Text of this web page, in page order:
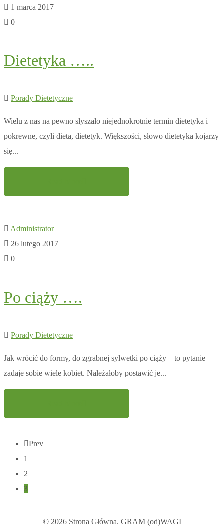
1 marca 2017
0
Dietetyka …..
Porady Dietetyczne
Wielu z nas na pewno słyszało niejednokrotnie termin dietetyka i
pokrewne, czyli dieta, dietetyk. Większości, słowo dietetyka kojarzy
się...
Administrator
26 lutego 2017
0
Po ciąży ….
Porady Dietetyczne
Jak wrócić do formy, do zgrabnej sylwetki po ciąży – to pytanie
zadaje sobie wiele kobiet. Należałoby postawić je...
Prev
1
2
3
© 2026 Strona Główna. GRAM (od)WAGI